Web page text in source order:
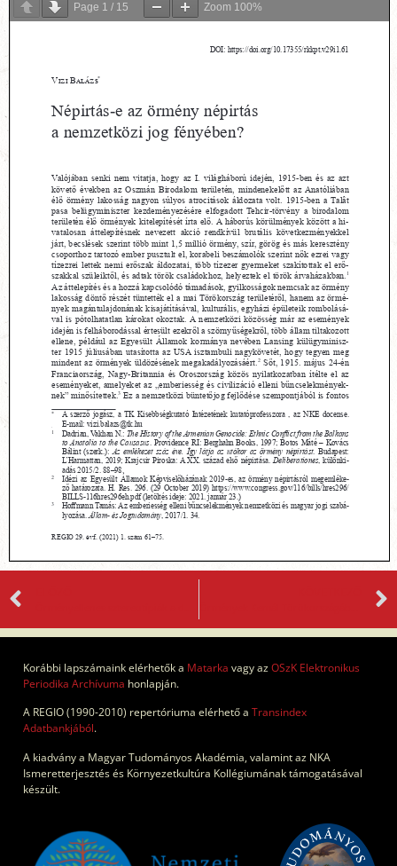
Page 1 / 15 Zoom 100%
Korábbi lapszámaink elérhetők a Matarka vagy azOSzK Elektronikus
Periodika Archívuma honlapján.
A REGIO (1990-2010) repertóriuma elérhető a Transindex
Adatbankjából.
A kiadvány a Magyar Tudományos Akadémia, valamint az NKA
Ismeretterjesztés és Környezetkultúra Kollégiumának támogatásával
készült.